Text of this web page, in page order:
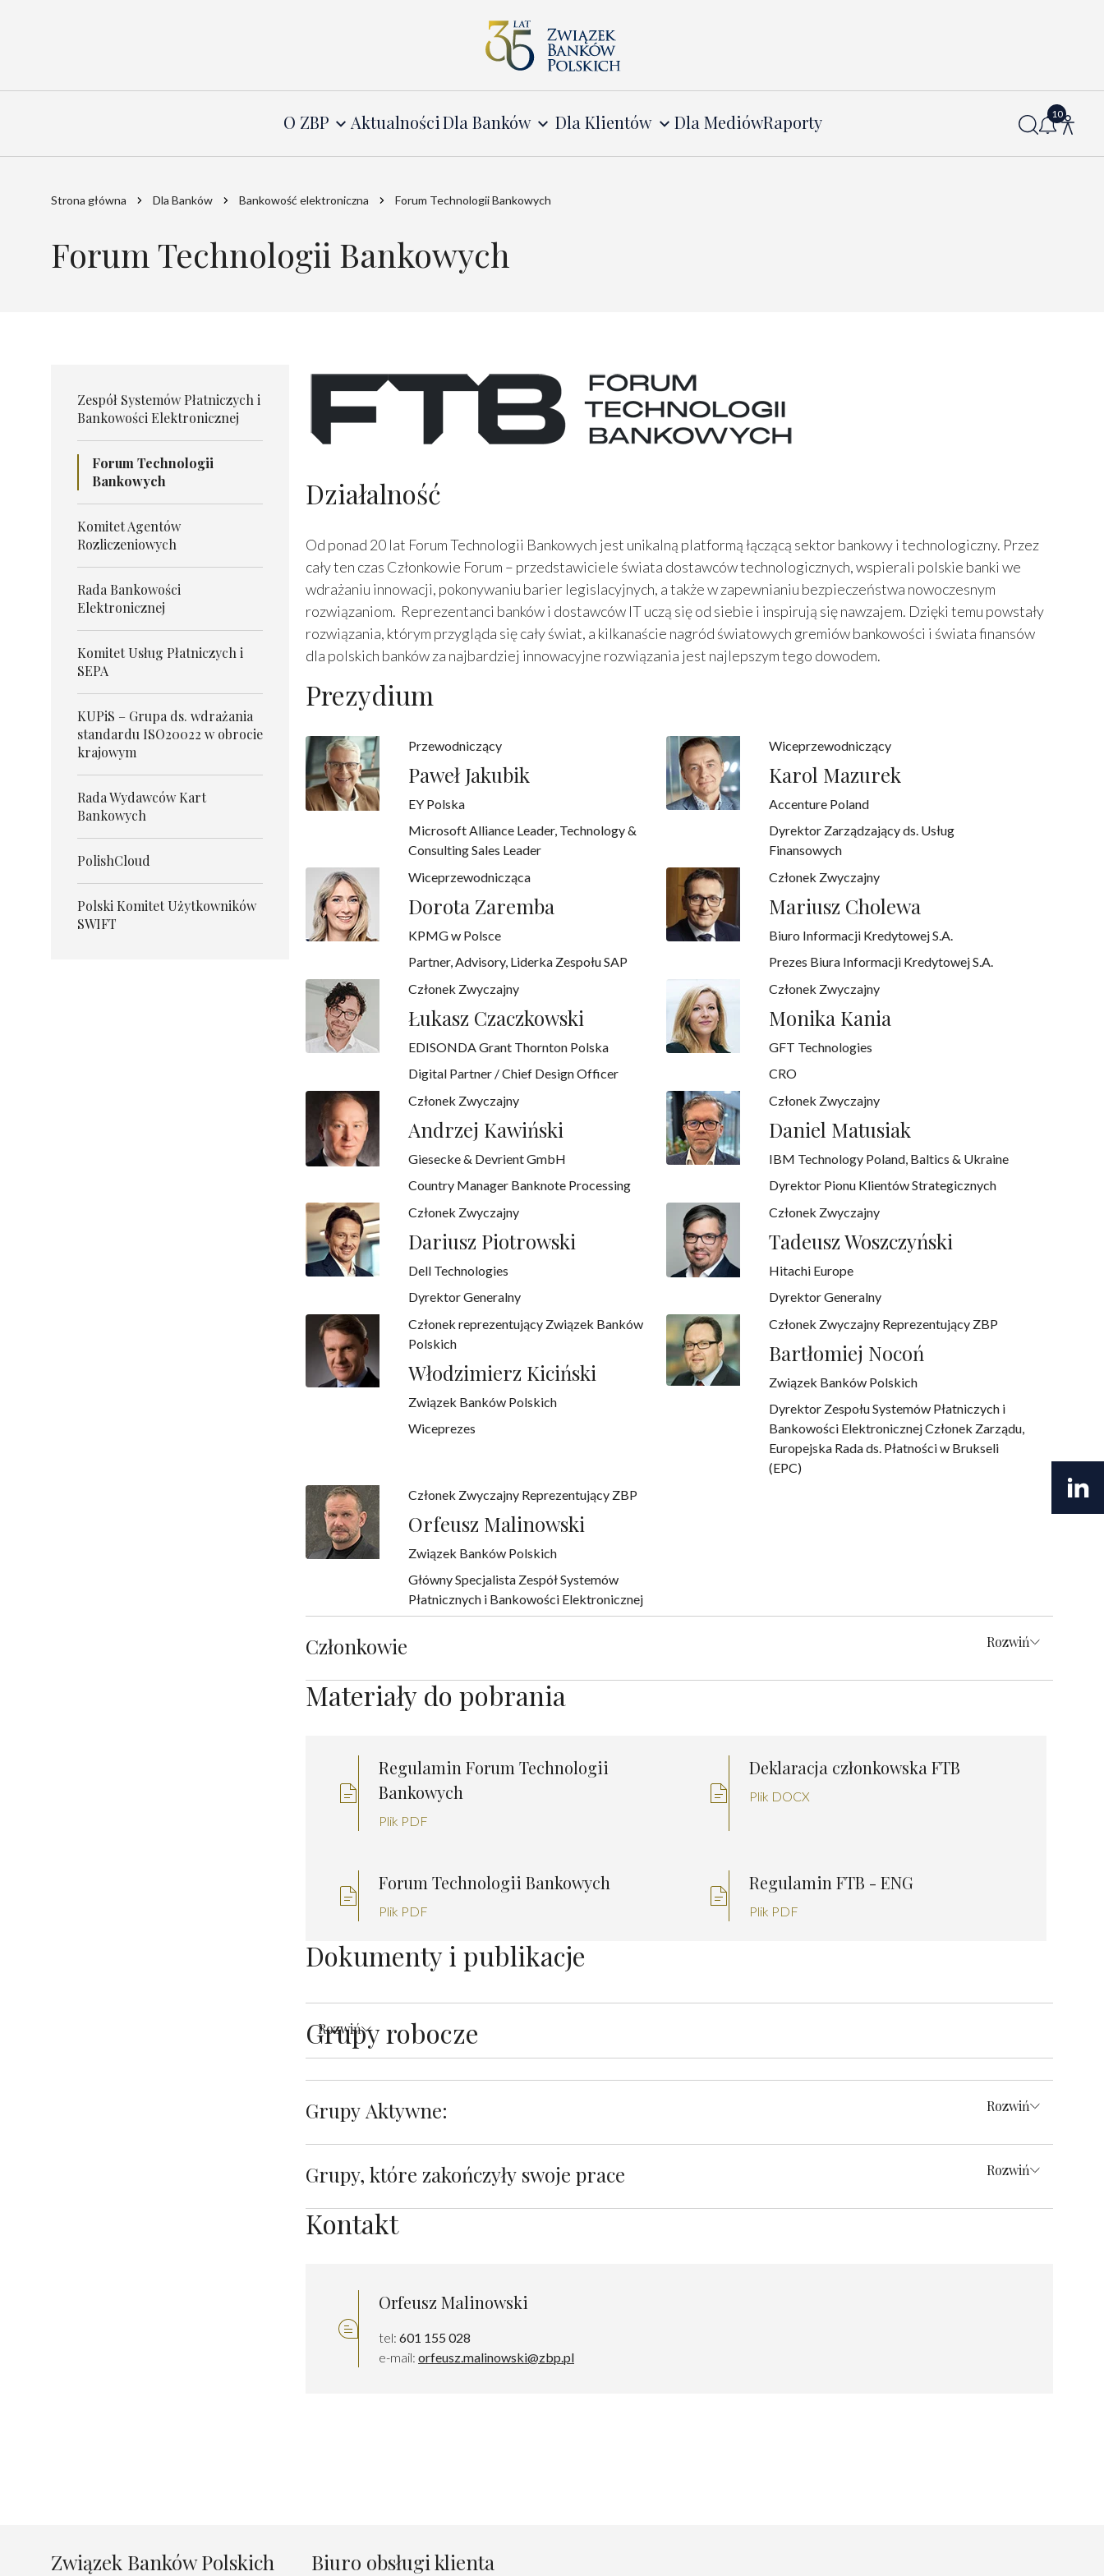
O ZBP AktualnościDla Banków Dla Klientów Dla MediówRaporty
Strona główna Dla Banków Bankowość elektroniczna Forum Technologii Bankowych
Forum Technologii Bankowych
Zespół Systemów Płatniczych i
Bankowości Elektronicznej
Forum Technologii
Bankowych
Komitet Agentów
Rozliczeniowych
Rada Bankowości
Elektronicznej
Komitet Usług Płatniczych i
SEPA
KUPiS – Grupa ds. wdrażania
standardu ISO20022 w obrocie
krajowym
Rada Wydawców Kart
Bankowych
PolishCloud
Polski Komitet Użytkowników
SWIFT
Działalność
Od ponad 20 lat Forum Technologii Bankowych jest unikalną platformą łączącą sektor bankowy i technologiczny. Przez
cały ten czas Członkowie Forum – przedstawiciele świata dostawców technologicznych, wspierali polskie banki we
wdrażaniu innowacji, pokonywaniu barier legislacyjnych, a także w zapewnianiu bezpieczeństwa nowoczesnym
rozwiązaniom. Reprezentanci banków i dostawców IT uczą się od siebie i inspirują się nawzajem. Dzięki temu powstały
rozwiązania, którym przygląda się cały świat, a kilkanaście nagród światowych gremiów bankowości i świata finansów
dla polskich banków za najbardziej innowacyjne rozwiązania jest najlepszym tego dowodem.
Prezydium
Przewodniczący
Paweł Jakubik
EY Polska
Microsoft Alliance Leader, Technology &
Consulting Sales Leader
Wiceprzewodniczący
Karol Mazurek
Accenture Poland
Dyrektor Zarządzający ds. Usług
Finansowych
Wiceprzewodnicząca
Dorota Zaremba
KPMG w Polsce
Partner, Advisory, Liderka Zespołu SAP
Członek Zwyczajny
Mariusz Cholewa
Biuro Informacji Kredytowej S.A.
Prezes Biura Informacji Kredytowej S.A.
Członek Zwyczajny
Łukasz Czaczkowski
EDISONDA Grant Thornton Polska
Digital Partner / Chief Design Officer
Członek Zwyczajny
Monika Kania
GFT Technologies
CRO
Członek Zwyczajny
Andrzej Kawiński
Giesecke & Devrient GmbH
Country Manager Banknote Processing
Członek Zwyczajny
Daniel Matusiak
IBM Technology Poland, Baltics & Ukraine
Dyrektor Pionu Klientów Strategicznych
Członek Zwyczajny
Dariusz Piotrowski
Dell Technologies
Dyrektor Generalny
Członek Zwyczajny
Tadeusz Woszczyński
Hitachi Europe
Dyrektor Generalny
Członek reprezentujący Związek Banków
Polskich
Włodzimierz Kiciński
Związek Banków Polskich
Wiceprezes
Członek Zwyczajny Reprezentujący ZBP
Bartłomiej Nocoń
Związek Banków Polskich
Dyrektor Zespołu Systemów Płatniczych i
Bankowości Elektronicznej Członek Zarządu,
Europejska Rada ds. Płatności w Brukseli
(EPC)
Członek Zwyczajny Reprezentujący ZBP
Orfeusz Malinowski
Związek Banków Polskich
Główny Specjalista Zespół Systemów
Płatnicznych i Bankowości Elektronicznej
Członkowie Rozwiń
Materiały do pobrania
Regulamin Forum Technologii
Bankowych
Plik PDF
Deklaracja członkowska FTB
Plik DOCX
Forum Technologii Bankowych
Plik PDF
Regulamin FTB - ENG
Plik PDF
Dokumenty i publikacje
Rozwiń
Grupy robocze
Grupy Aktywne: Rozwiń
Grupy, które zakończyły swoje prace Rozwiń
Kontakt
Orfeusz Malinowski
tel: 601 155 028
e-mail: orfeusz.malinowski@zbp.pl
Związek Banków Polskich Biuro obsługi klienta